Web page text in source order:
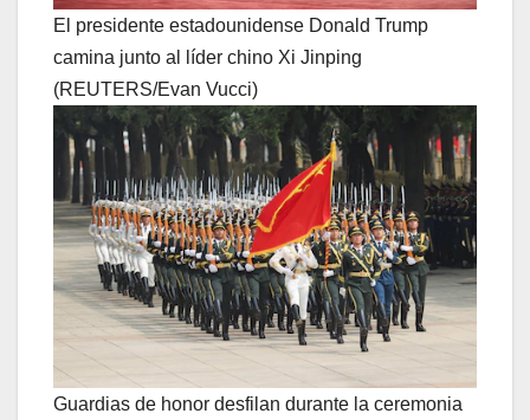
El presidente estadounidense Donald Trump
camina junto al líder chino Xi Jinping
(REUTERS/Evan Vucci)
Guardias de honor desfilan durante la ceremonia